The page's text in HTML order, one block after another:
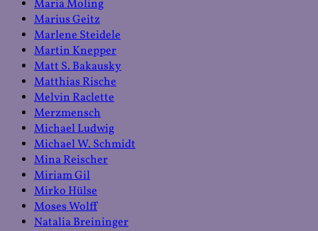
Maria Moling
Marius Geitz
Marlene Steidele
Martin Knepper
Matt S. Bakausky
Matthias Rische
Melvin Raclette
Merzmensch
Michael Ludwig
Michael W. Schmidt
Mina Reischer
Miriam Gil
Mirko Hülse
Moses Wolff
Natalia Breininger